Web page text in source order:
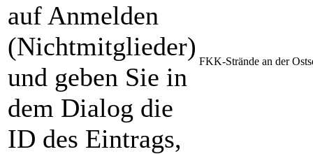
auf Anmelden
(Nichtmitglieder)
und geben Sie in
dem Dialog die
ID des Eintrags,
FKK-Strände an der